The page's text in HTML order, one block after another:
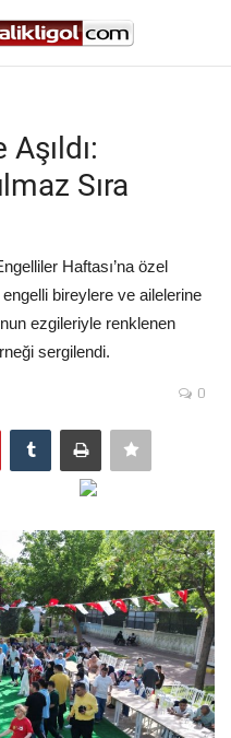
Sıra
Haftası’na özel
bireylere ve ailelerine
ezgileriyle renklenen
sergilendi.
0